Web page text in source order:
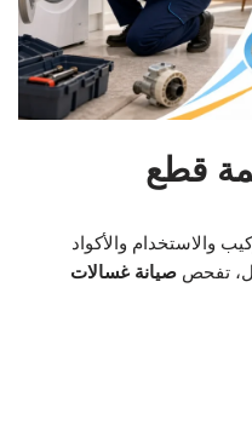
قطع
والاستخدام والأكواد
تفحص صيانة غسالات